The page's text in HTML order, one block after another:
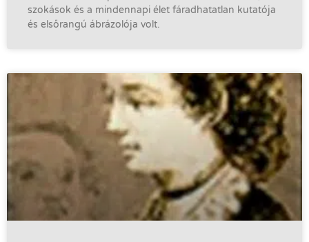
szokások és a mindennapi élet fáradhatatlan kutatója
és elsőrangú ábrázolója volt.